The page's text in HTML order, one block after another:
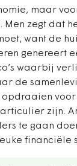
maar
Men zegt dat
want de
genereert
waarbij
de
zijn.
te gaan
financiële